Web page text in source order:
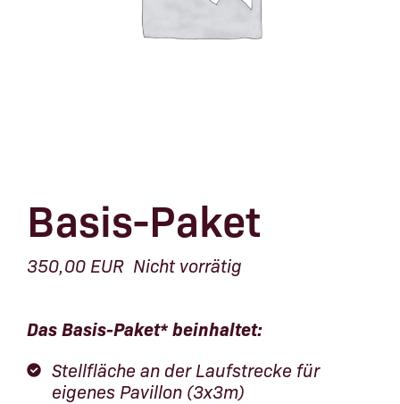
Basis-Paket
350,00 EUR Nicht vorrätig
Das Basis-Paket* beinhaltet:
Stellfläche an der Laufstrecke für
eigenes Pavillon (3x3m)